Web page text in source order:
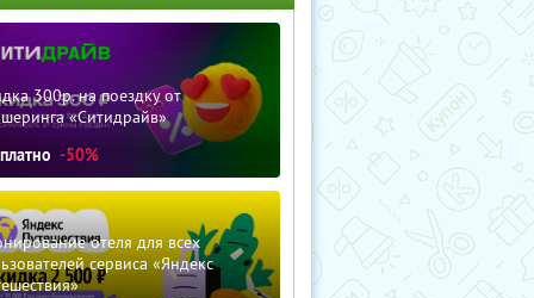
300р. на поездку от
«Ситидрайв»
-50%
отеля для всех
сервиса «Яндекс